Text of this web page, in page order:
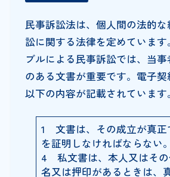
民事訴訟法は、個人間の法的
訟に関する法律を定めていま
ブルによる民事訴訟では、当
のある文書が重要です。電子契
以下の内容が記載されています。
1 文書は、その成立が真正
を証明しなければならない。
4 私文書は、本人又はその
名又は押印があるときは、